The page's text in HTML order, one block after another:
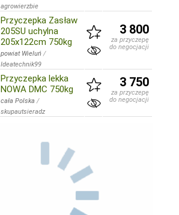
agrowierzbie
Przyczepka Zasław
205SU uchylna
205x122cm 750kg
powiat Wieluń /
Ideatechnik99
3 800
za przyczepę
do negocjacji
Przyczepka lekka
NOWA DMC 750kg
cała Polska /
skupautsieradz
3 750
za przyczepę
do negocjacji